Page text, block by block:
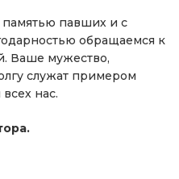
павших и с
обращаемся к
Ваше мужество,
служат примером
нас.